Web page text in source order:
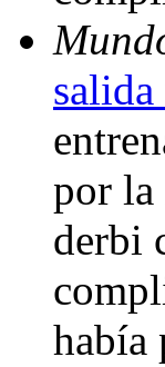
por la
derbi
había